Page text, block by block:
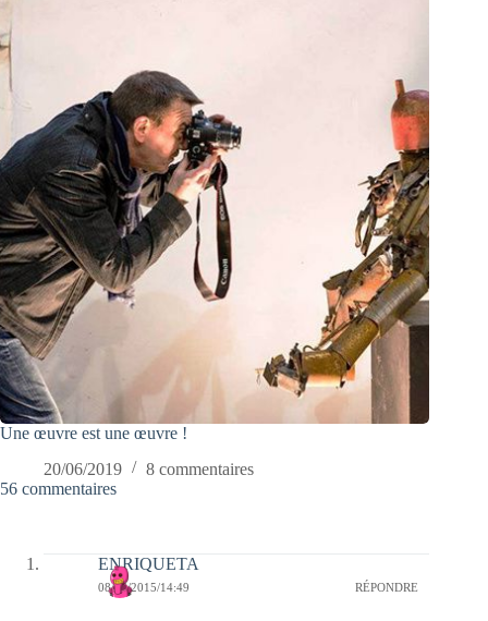
Une œuvre est une œuvre !
20/06/2019
8 commentaires
56 commentaires
ENRIQUETA
08/06/2015/14:49 RÉPONDRE